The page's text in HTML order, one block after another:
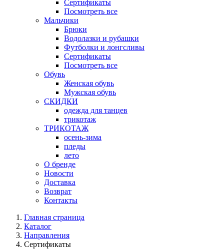
Сертификаты
Посмотреть все
Мальчики
Брюки
Водолазки и рубашки
Футболки и лонгсливы
Сертификаты
Посмотреть все
Обувь
Женская обувь
Мужская обувь
СКИДКИ
одежда для танцев
трикотаж
ТРИКОТАЖ
осень-зима
пледы
лето
О бренде
Новости
Доставка
Возврат
Контакты
Главная страница
Каталог
Направления
Сертификаты